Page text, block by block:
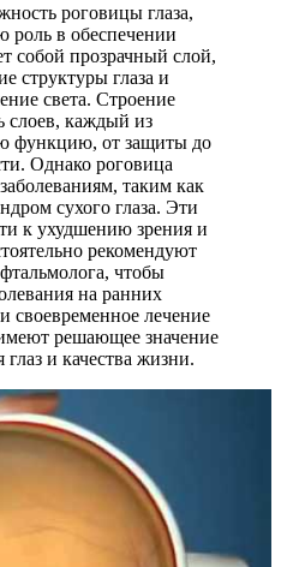
роговицы глаза,
роль в обеспечении
собой прозрачный слой,
структуры глаза и
света. Строение
слоев, каждый из
функцию, от защиты до
Однако роговица
таким как
сухого глаза. Эти
к ухудшению зрения и
рекомендуют
чтобы
на ранних
своевременное лечение
решающее значение
глаз и качества жизни.